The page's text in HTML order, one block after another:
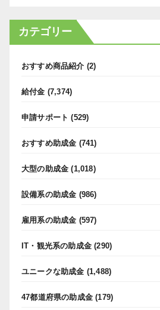
カテゴリー
おすすめ商品紹介 (2)
給付金 (7,374)
申請サポート (529)
おすすめ助成金 (741)
大型の助成金 (1,018)
設備系の助成金 (986)
雇用系の助成金 (597)
IT・観光系の助成金 (290)
ユニークな助成金 (1,488)
47都道府県の助成金 (179)